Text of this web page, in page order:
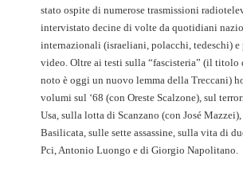
stato ospite di numerose trasmissioni
intervistato decine di volte da quotidiani
internazionali (israeliani, polacchi, tedeschi)
video. Oltre ai testi sulla “fascisteria” (il titolo
noto è oggi un nuovo lemma della Treccani)
volumi sul ‘68 (con Oreste Scalzone), sul
Usa, sulla lotta di Scanzano (con José
Basilicata, sulle sette assassine, sulla vita di
Pci, Antonio Luongo e di Giorgio Napolitano.